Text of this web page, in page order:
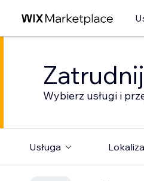
Wybierz usługi i
Usługa